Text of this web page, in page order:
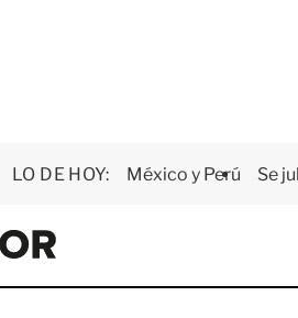
LO DE HOY: México y Perú Se
E
x
e